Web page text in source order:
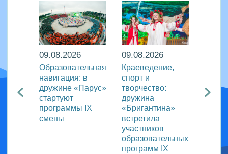
09.08.2026
Образовательная
навигация: в
дружине «Парус»
стартуют
программы IX
смены
09.08.2026
Краеведение,
спорт и
творчество:
дружина
«Бригантина»
встретила
участников
образовательных
программ IX